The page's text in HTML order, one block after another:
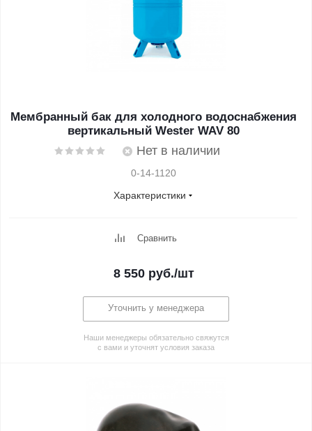
Мембранный бак для холодного водоснабжения
вертикальный Wester WAV 80
Нет в наличии
0-14-1120
Характеристики
Сравнить
8 550руб./шт
Уточнить у менеджера
Наши менеджеры обязательно свяжутся
с вами и уточнят условия заказа